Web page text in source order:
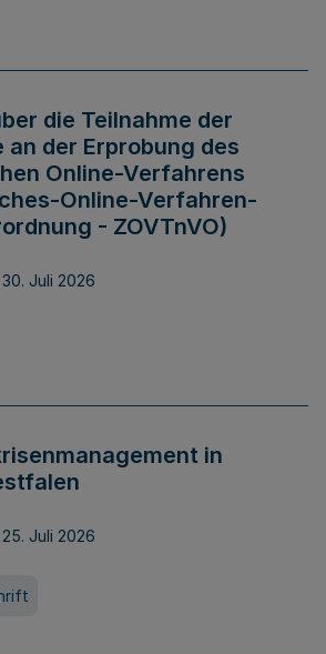
die Teilnahme der
der Erprobung des
Online-Verfahrens
Online-Verfahren-
- ZOVTnVO)
Juli 2026
in
Juli 2026